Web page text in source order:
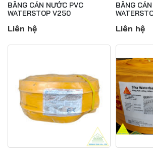
BĂNG CẢN NƯỚC PVC
WATERSTOP V250
Liên hệ
BĂNG
Liên hệ